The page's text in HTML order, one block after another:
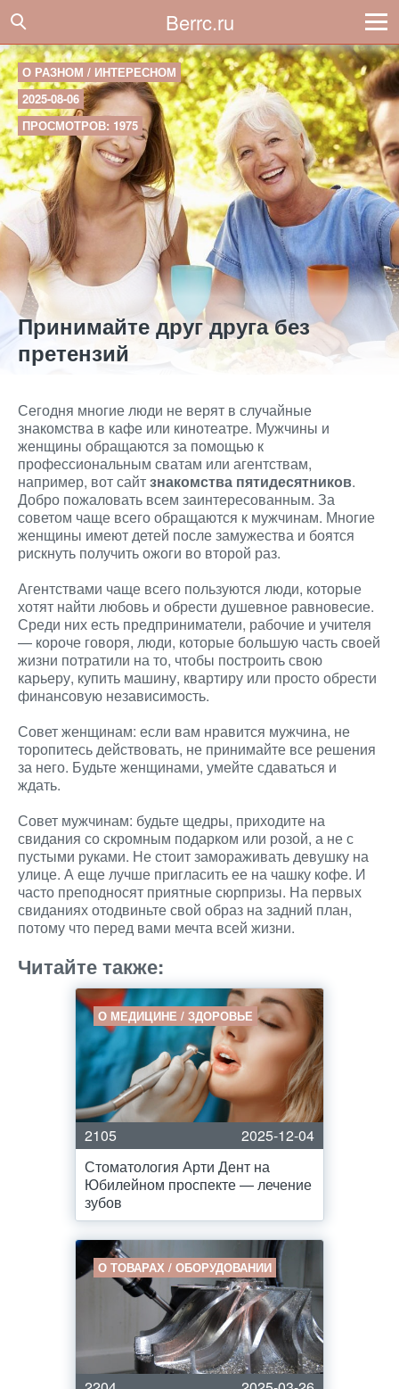
Berrc.ru
О РАЗНОМ / ИНТЕРЕСНОМ
2025-08-06
ПРОСМОТРОВ: 1975
Принимайте друг друга без
претензий
Сегодня многие люди не верят в случайные
знакомства в кафе или кинотеатре. Мужчины и
женщины обращаются за помощью к
профессиональным сватам или агентствам,
например, вот сайтзнакомства пятидесятников.
Добро пожаловать всем заинтересованным. За
советом чаще всего обращаются к мужчинам. Многие
женщины имеют детей после замужества и боятся
рискнуть получить ожоги во второй раз.
Агентствами чаще всего пользуются люди, которые
хотят найти любовь и обрести душевное равновесие.
Среди них есть предприниматели, рабочие и учителя
— короче говоря, люди, которые большую часть своей
жизни потратили на то, чтобы построить свою
карьеру, купить машину, квартиру или просто обрести
финансовую независимость.
Совет женщинам: если вам нравится мужчина, не
торопитесь действовать, не принимайте все решения
за него. Будьте женщинами, умейте сдаваться и
ждать.
Совет мужчинам: будьте щедры, приходите на
свидания со скромным подарком или розой, а не с
пустыми руками. Не стоит замораживать девушку на
улице. А еще лучше пригласить ее на чашку кофе. И
часто преподносят приятные сюрпризы. На первых
свиданиях отодвиньте свой образ на задний план,
потому что перед вами мечта всей жизни.
Читайте также:
О МЕДИЦИНЕ / ЗДОРОВЬЕ
2105
2025-12-04
Стоматология Арти Дент на
Юбилейном проспекте — лечение
зубов
О ТОВАРАХ / ОБОРУДОВАНИИ